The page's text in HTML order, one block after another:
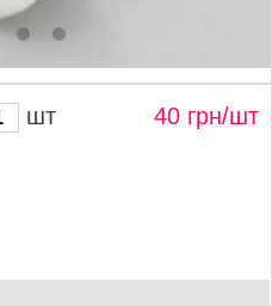
шт 40 грн/шт